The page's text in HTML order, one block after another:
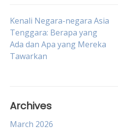
Post
navigation
Kenali Negara-negara Asia
Tenggara: Berapa yang
Ada dan Apa yang Mereka
Tawarkan
Archives
March 2026